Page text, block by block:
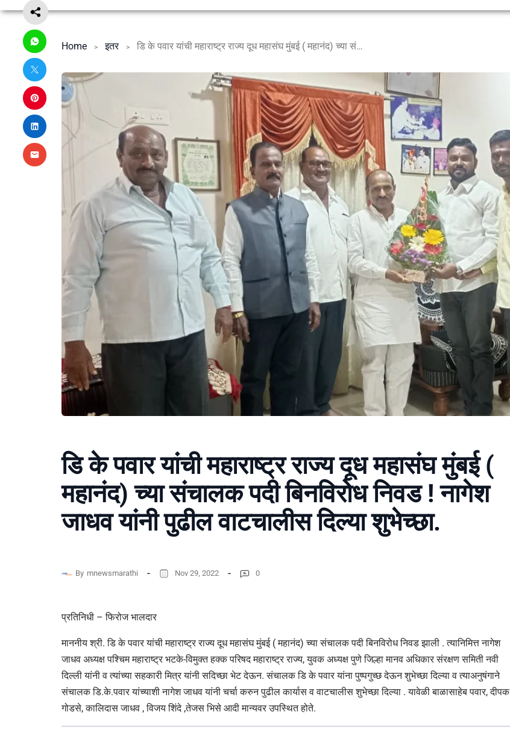
Home इतर डि के पवार यांची महाराष्ट्र राज्य दूध महासंघ मुंबई ( महानंद) च्या संचालक पदी बिनविरोध निवड ! नागेश जाधव यांनी पुढील वाटचालीस दिल्या शुभेच्छा.
डि के पवार यांची महाराष्ट्र राज्य दूध महासंघ मुंबई (
महानंद) च्या संचालक पदी बिनविरोध निवड ! नागेश
जाधव यांनी पुढील वाटचालीस दिल्या शुभेच्छा.
By mnewsmarathi Nov 29, 2022 0
प्रतिनिधी – फिरोज भालदार
माननीय श्री. डि के पवार यांची महाराष्ट्र राज्य दूध महासंघ मुंबई ( महानंद) च्या संचालक पदी बिनविरोध निवड झाली . त्यानिमित्त नागेश
जाधव अध्यक्ष पश्चिम महाराष्ट्र भटके-विमुक्त हक्क परिषद महाराष्ट्र राज्य, युवक अध्यक्ष पुणे जिल्हा मानव अधिकार संरक्षण समिती नवी
दिल्ली यांनी व त्यांच्या सहकारी मित्र यांनी सदिच्छा भेट देऊन. संचालक डि के पवार यांना पुष्पगुच्छ देऊन शुभेच्छा दिल्या व त्याअनुषंगाने
संचालक डि.के.पवार यांच्याशी नागेश जाधव यांनी चर्चा करुन पुढील कार्यास व वाटचालीस शुभेच्छा दिल्या . यावेळी बाळासाहेब पवार, दीपक
गोडसे, कालिदास जाधव , विजय शिंदे ,तेजस भिसे आदी मान्यवर उपस्थित होते.